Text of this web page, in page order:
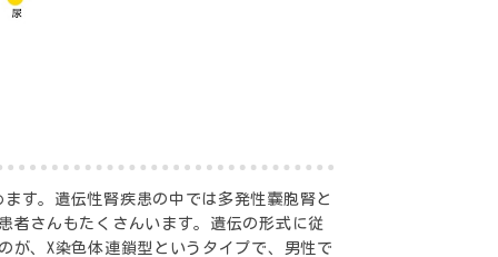
す。遺伝性腎疾患の中では多発性嚢胞腎と
者さんもたくさんいます。遺伝の形式に従
が、X染色体連鎖型というタイプで、男性で